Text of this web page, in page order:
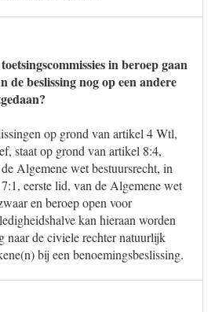
in beroep gaan
de beslissing nog op een andere
op grond van artikel 4 Wtl,
staat op grond van artikel 8:4,
Algemene wet bestuursrecht, in
eerste lid, van de Algemene wet
en beroep open voor
kan hieraan worden
naar de civiele rechter natuurlijk
bij een benoemingsbeslissing.